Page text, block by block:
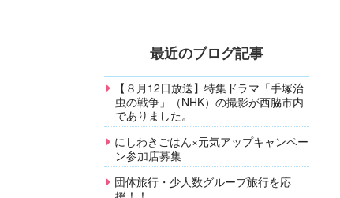
最近のブログ記事
【８月12日放送】特集ドラマ「手塚治
虫の戦争」（NHK）の撮影が西脇市内
でありました。
にしわきごはん×元気アップキャンペー
ン参加店募集
団体旅行・少人数グループ旅行を応